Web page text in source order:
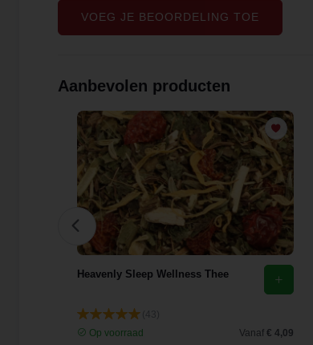
VOEG JE BEOORDELING TOE
Aanbevolen producten
Heavenly Sleep Wellness Thee
Op voorraad
Vanaf € 4,09